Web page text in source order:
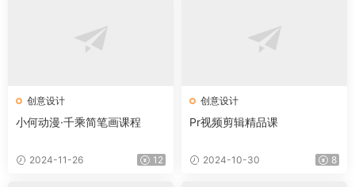
创意设计
小何动漫·千乘简笔画课程
2024-11-26 12
创意设计
Pr视频剪辑精品课
2024-10-30 8